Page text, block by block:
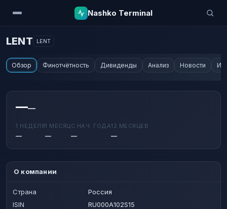
Nashko Terminal
LENT LENT
Обзор Финотчётность Дивиденды Анализ Новости
——
1 НЕДЕЛЯ
—
1 МЕСЯЦ
—
С НАЧ. ГОДА
—
12 МЕСЯЦЕВ
—
О компании
Страна
Россия
ISIN
RU000A102S15